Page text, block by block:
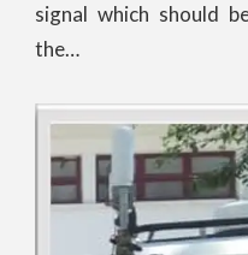
signal which should
the…